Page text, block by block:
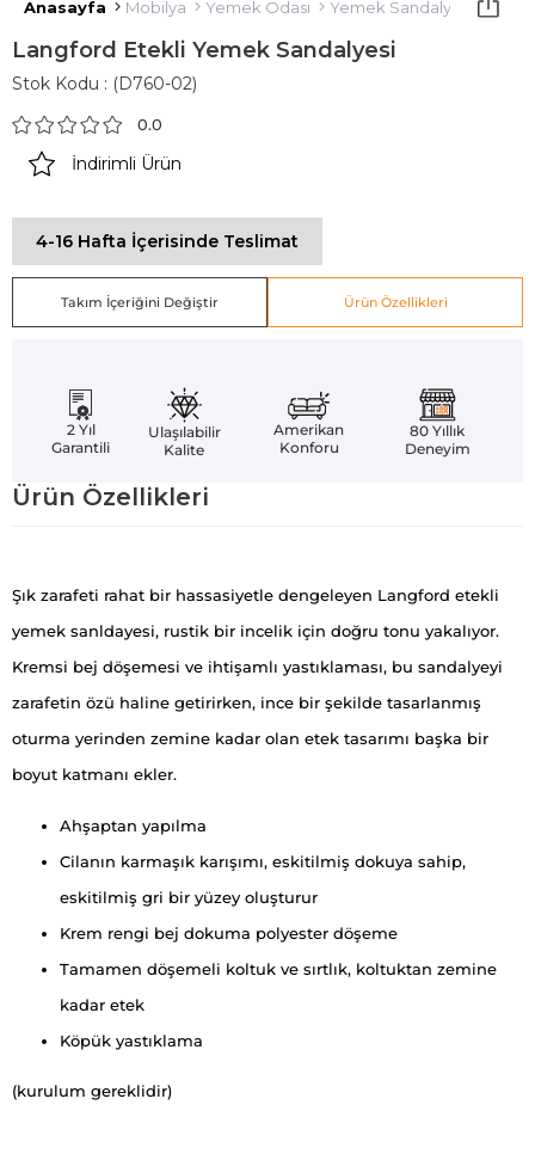
Anasayfa Mobilya Yemek Odası Yemek Sandalyesi
Langford Etekli Yemek Sandalyesi
Stok Kodu (D760-02)
0.0
İndirimli Ürün
4-16 Hafta İçerisinde Teslimat
Takım İçeriğini Değiştir Ürün Özellikleri
2 Yıl
Garantili
Ulaşılabilir
Kalite
Amerikan
Konforu
80 Yıllık
Deneyim
Ürün Özellikleri
Şık zarafeti rahat bir hassasiyetle dengeleyen Langford etekli
yemek sanldayesi, rustik bir incelik için doğru tonu yakalıyor.
Kremsi bej döşemesi ve ihtişamlı yastıklaması, bu sandalyeyi
zarafetin özü haline getirirken, ince bir şekilde tasarlanmış
oturma yerinden zemine kadar olan etek tasarımı başka bir
boyut katmanı ekler.
Ahşaptan yapılma
Cilanın karmaşık karışımı, eskitilmiş dokuya sahip,
eskitilmiş gri bir yüzey oluşturur
Krem rengi bej dokuma polyester döşeme
Tamamen döşemeli koltuk ve sırtlık, koltuktan zemine
kadar etek
Köpük yastıklama
(kurulum gereklidir)